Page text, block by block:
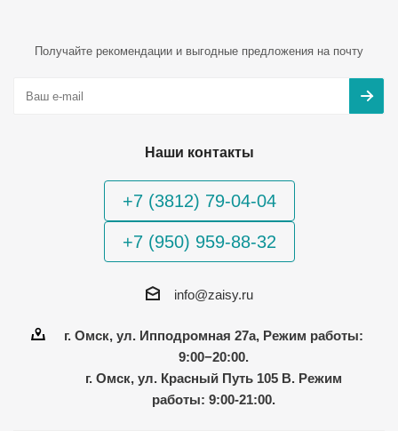
Получайте рекомендации и выгодные предложения на почту
Наши контакты
+7 (3812) 79-04-04
+7 (950) 959-88-32
info@zaisy.ru
г. Омск, ул. Ипподромная 27а, Режим работы:
9:00−20:00.
г. Омск, ул. Красный Путь 105 В. Режим
работы: 9:00-21:00.